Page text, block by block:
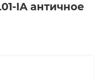
IA античное